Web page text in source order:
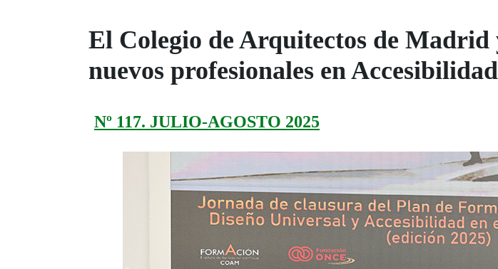
El Colegio de Arquitectos de
nuevos profesionales en
Nº 117. JULIO-AGOSTO 2025